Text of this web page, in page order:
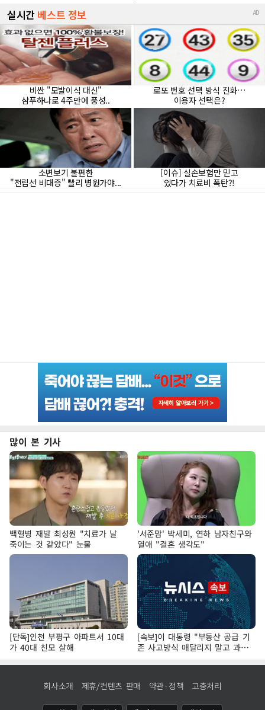
많이 본 기사
백혈병 재발 최성원 "치료가 날
죽이는 것 같았다" 눈물
'서준맘' 박세미, 연하 남자친구와
열애 "결혼 생각도"
[단독]인천 부평구 아파트서 10대
가 40대 친모 살해
[속보]이 대통령 "부동산 공급 기
존 사고방식 매달리지 말고 과감
히 실천"
회사소개 제휴/컨텐츠 판매 약관·정책 고충처리